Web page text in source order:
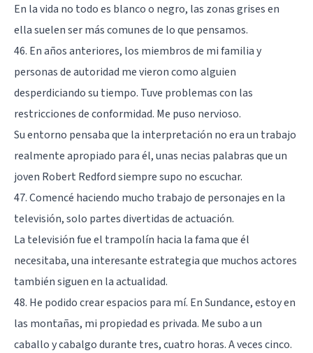
En la vida no todo es blanco o negro, las zonas grises en
ella suelen ser más comunes de lo que pensamos.
46. En años anteriores, los miembros de mi familia y
personas de autoridad me vieron como alguien
desperdiciando su tiempo. Tuve problemas con las
restricciones de conformidad. Me puso nervioso.
Su entorno pensaba que la interpretación no era un trabajo
realmente apropiado para él, unas necias palabras que un
joven Robert Redford siempre supo no escuchar.
47. Comencé haciendo mucho trabajo de personajes en la
televisión, solo partes divertidas de actuación.
La televisión fue el trampolín hacia la fama que él
necesitaba, una interesante estrategia que muchos actores
también siguen en la actualidad.
48. He podido crear espacios para mí. En Sundance, estoy en
las montañas, mi propiedad es privada. Me subo a un
caballo y cabalgo durante tres, cuatro horas. A veces cinco.